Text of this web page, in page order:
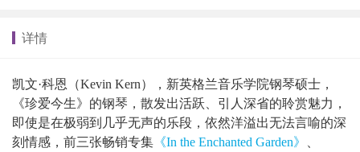
详情
凯文·科恩（Kevin Kern），新英格兰音乐学院钢琴硕士，
《珍爱今生》的钢琴，散发出活跃、引人深省的聆赏魅力，
即使是在极弱到几乎无声的乐段，依然洋溢出无法言喻的深
刻情感，前三张畅销专集 《In the Enchanted Garden》